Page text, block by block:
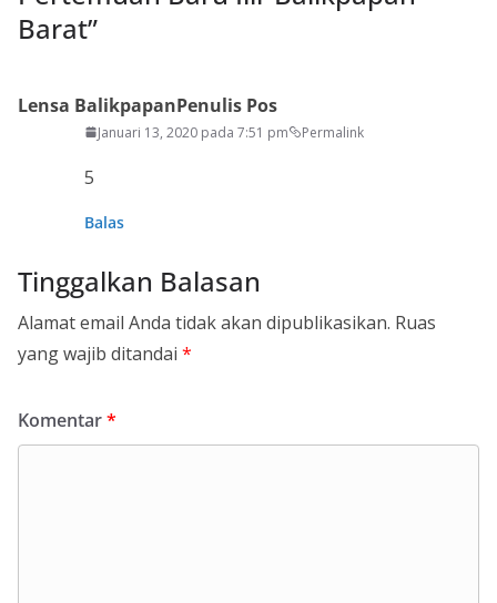
Barat”
Lensa BalikpapanPenulis Pos
Januari 13, 2020 pada 7:51 pm Permalink
5
Balas
Tinggalkan Balasan
Alamat email Anda tidak akan dipublikasikan. Ruas
yang wajib ditandai *
Komentar*